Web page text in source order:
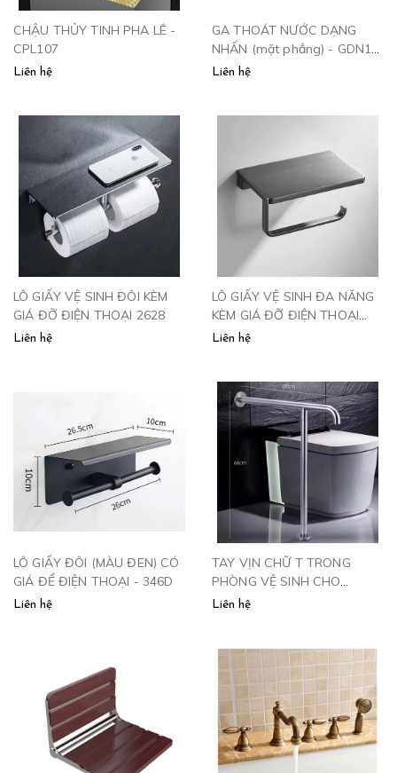
CHẬU THỦY TINH PHA LÊ -
CPL107
Liên hệ
GA THOÁT NƯỚC DẠNG
NHẤN (mặt phẳng) - GDN10
P
Liên hệ
LÔ GIẤY VỆ SINH ĐÔI KÈM
GIÁ ĐỠ ĐIỆN THOẠI 2628
Liên hệ
LÔ GIẤY VỆ SINH ĐA NĂNG
KÈM GIÁ ĐỠ ĐIỆN THOẠI
2627
Liên hệ
LÔ GIẤY ĐÔI (MÀU ĐEN) CÓ
GIÁ ĐỂ ĐIỆN THOẠI - 346D
Liên hệ
TAY VỊN CHỮ T TRONG
PHÒNG VỆ SINH CHO
NGƯỜI GIÀ, NGƯỜI BỆNH -
Liên hệ